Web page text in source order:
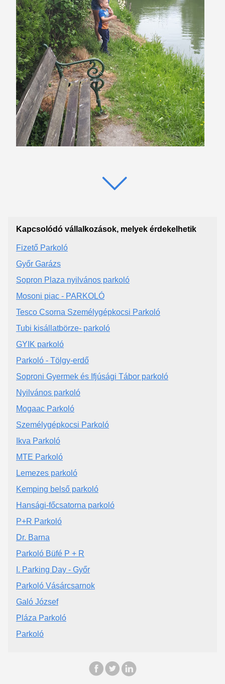
Kapcsolódó vállalkozások, melyek érdekelhetik
Fizető Parkoló
Győr Garázs
Sopron Plaza nyilvános parkoló
Mosoni piac - PARKOLÓ
Tesco Csorna Személygépkocsi Parkoló
Tubi kisállatbörze- parkoló
GYIK parkoló
Parkoló - Tölgy-erdő
Soproni Gyermek és Ifjúsági Tábor parkoló
Nyilvános parkoló
Mogaac Parkoló
Személygépkocsi Parkoló
Ikva Parkoló
MTE Parkoló
Lemezes parkoló
Kemping belső parkoló
Hansági-főcsatorna parkoló
P+R Parkoló
Dr. Barna
Parkoló Büfé P + R
I. Parking Day - Győr
Parkoló Vásárcsarnok
Galó József
Pláza Parkoló
Parkoló